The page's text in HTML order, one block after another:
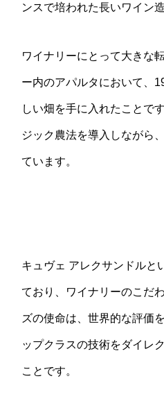
ンスで培われた長いワイン
ワイナリーにとって大きな
ー内のアパルタにおいて、
しい畑を手に入れたことで
ジック農法を導入しながら
ています。
キュヴェ アレクサンドルと
ており、ワイナリーのこだ
ズの使命は、世界的な評価
ップクラスの技術をダイレ
ことです。